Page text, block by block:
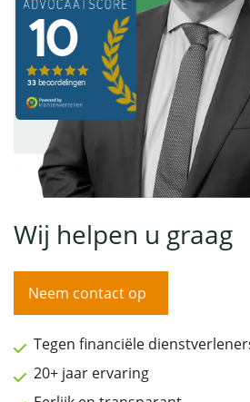
Wij helpen u graag
Neem contact op
Tegen financiële
20+ jaar ervaring